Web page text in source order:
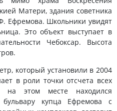
Матери, здания советника
Ефремова. Школьники увидят
Это объект выступает в
Чебоксар. Высота
который установили в 2004
в роли точки отсчета всех
на этом месте находился
бульвару купца Ефремова с